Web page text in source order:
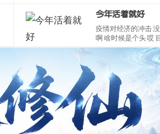
今年活着就好
疫情对经济的冲击
啊 啥时候是个头 哎
02 自愈人数
都麻木了 餐饮业美